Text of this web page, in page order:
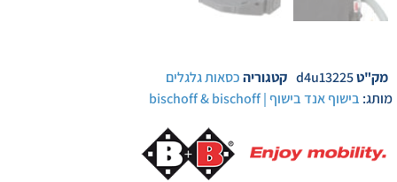
מק"טd4u13225 קטגוריהכסאות גלגלים
מותג: בישוף אנד בישוף | bischoff & bischoff